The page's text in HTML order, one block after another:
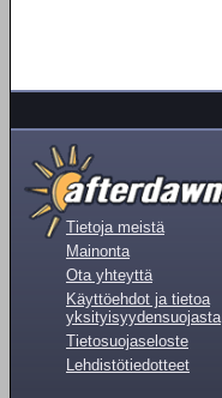
Tietoja meistä
Mainonta
Ota yhteyttä
Käyttöehdot ja tietoa
yksityisyydensuojasta
Tietosuojaseloste
Lehdistötiedotteet